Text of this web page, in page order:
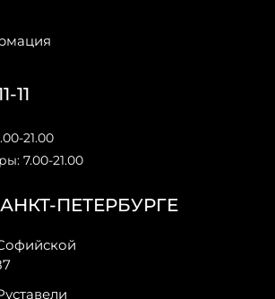
ПЕТЕРБУРГЕ
11
21.00
7.00-21.00